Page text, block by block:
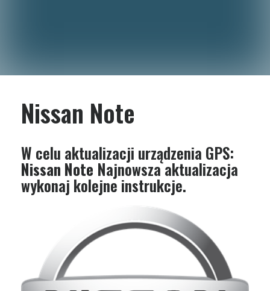
Nissan Note
W celu aktualizacji urządzenia GPS:
Nissan Note Najnowsza aktualizacja
wykonaj kolejne instrukcje.